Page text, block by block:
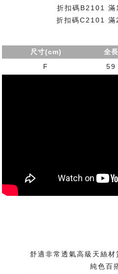
折扣碼B2101
折扣碼C2101
尺寸(cm) 全長
F
59
舒適非常透氣高級天絲
純色百